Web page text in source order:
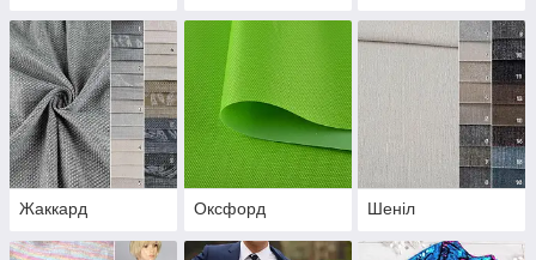
Жаккард Оксфорд Шеніл